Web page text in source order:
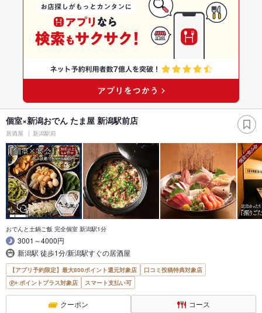
個室×新潟おでん たま屋 新潟駅前店
居酒屋 新潟駅前
おでんと土鍋ご飯 完全個室 新潟駅1分
3001～4000円
新潟駅 徒歩1分/新潟駅すぐの居酒屋
【アプリ予約限定】最大800ポイント還元対象店
口コミ投稿特典対象店
ポイントプラス対象店
スマート支払い可
クーポン コース